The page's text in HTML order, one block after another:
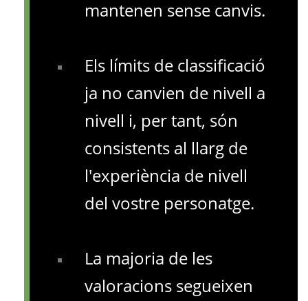
mantenen sense canvis.
Els límits de classificació
ja no canvien de nivell a
nivell i, per tant, són
consistents al llarg de
l'experiència de nivell
del vostre personatge.
La majoria de les
valoracions segueixen